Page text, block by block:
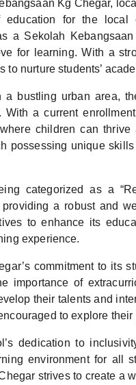
Kg Chegar,
for the local
a Sekolah
for learning. With a
to nurture students’
a bustling urban area,
With a current
children can
possessing unique
categorized as a
providing a robust and
to enhance its
experience.
commitment to its
importance of
their talents and
to explore
dedication to
environment for all
strives to create a